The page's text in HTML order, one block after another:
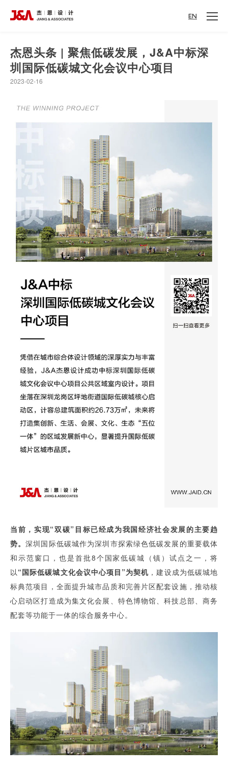
EN
杰恩头条 | 聚焦低碳发展，J&A中标深
圳国际低碳城文化会议中心项目
2023-02-16
当前，实现“双碳”目标已经成为我国经济社会发展的主要趋
势。深圳国际低碳城作为深圳市探索绿色低碳发展的重要载体
和示范窗口，也是首批8个国家低碳城（镇）试点之一，将
以“国际低碳城文化会议中心项目”为契机 ，建设成为低碳城地
标典范项目，全面提升城市品质和完善片区配套设施，推动核
心启动区打造成为集文化会展、特色博物馆、科技总部、商务
配套等功能于一体的综合服务中心。